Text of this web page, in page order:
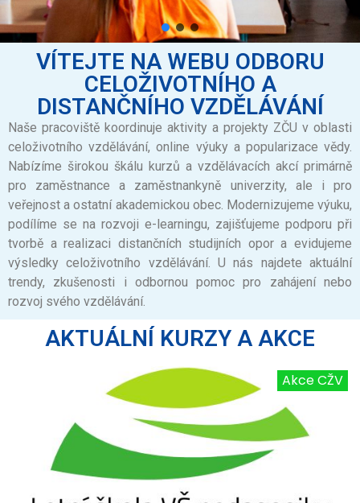
VÍTEJTE NA WEBU ODBORU
CELOŽIVOTNÍHO A
DISTANČNÍHO VZDĚLÁVÁNÍ
Naše pracoviště koordinuje aktivity a projekty ZČU v oblasti
celoživotního vzdělávání, online výuky a popularizace vědy.
Nabízíme širokou škálu kurzů a vzdělávacích akcí primárně
pro zaměstnance a zaměstnankyně univerzity, ale i pro
veřejnost a ostatní akademickou obec. Modernizujeme výuku,
podílíme se na rozvoji e-learningu, zajišťujeme podporu při
tvorbě a realizaci distančních studijních opor a evidujeme
výsledky celoživotního vzdělávání. U nás najdete aktuální
trendy, zkušenosti i odbornou pomoc pro zahájení nebo
rozvoj svého vzdělávání.
AKTUÁLNÍ KURZY A AKCE
Akce CŽV